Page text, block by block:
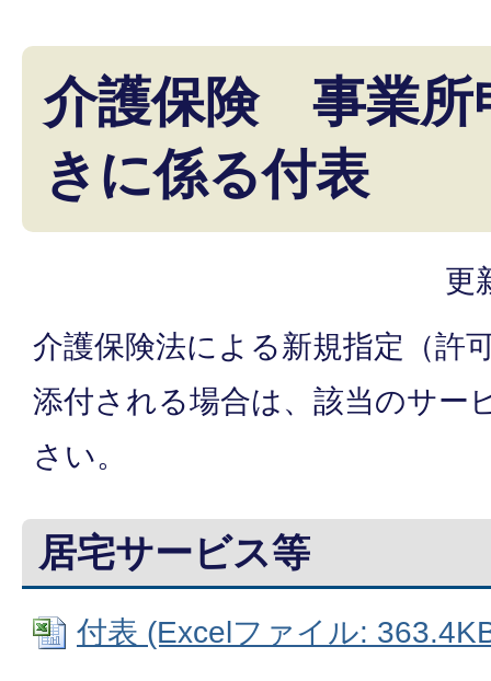
介護保険 事業所
きに係る付表
更
介護保険法による新規指定（許
添付される場合は、該当のサー
さい。
居宅サービス等
付表 (Excelファイル: